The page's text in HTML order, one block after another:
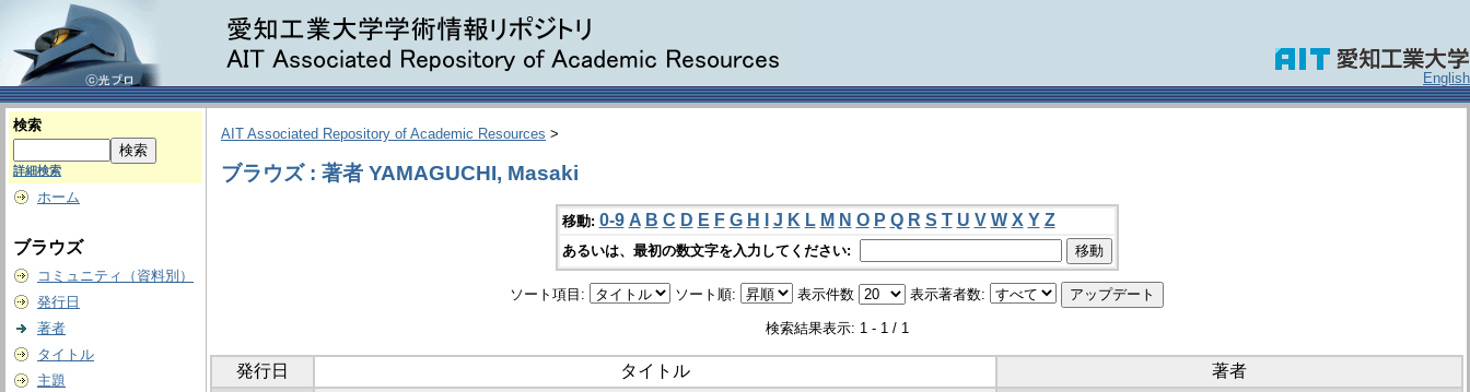
English
検索
詳細検索
ホーム
ブラウズ
コミュニティ（資料別）
発行日
著者
タイトル
主題
AIT Associated Repository of Academic Resources >
ブラウズ : 著者 YAMAGUCHI, Masaki
移動: 0-9 A B C D E F G H J K L M N O P Q R S T U V W X Y Z
あるいは、最初の数文字を入力してください:
ソート項目: ソート順: 表示件数 表示著者数:
検索結果表示: 1 - 1 / 1
発行日 タイトル 著者